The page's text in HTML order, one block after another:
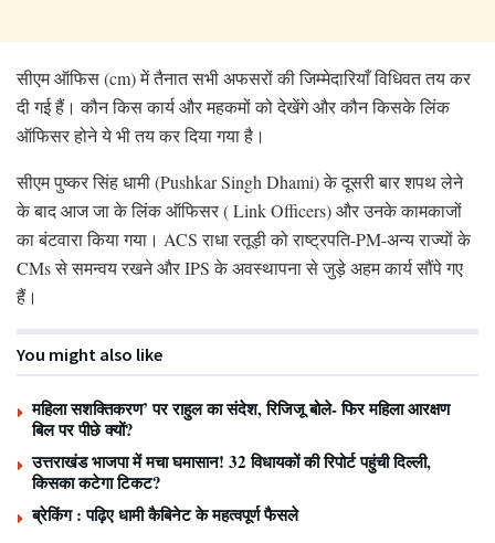
सीएम ऑफिस (cm) में तैनात सभी अफसरों की जिम्मेदारियाँ विधिवत तय कर
दी गई हैं। कौन किस कार्य और महकमों को देखेंगे और कौन किसके लिंक
ऑफिसर होने ये भी तय कर दिया गया है।
सीएम पुष्कर सिंह धामी (Pushkar Singh Dhami) के दूसरी बार शपथ लेने
के बाद आज जा के लिंक ऑफिसर ( Link Officers) और उनके कामकाजों
का बंटवारा किया गया। ACS राधा रतूड़ी को राष्ट्रपति-PM-अन्य राज्यों के
CMs से समन्वय रखने और IPS के अवस्थापना से जुड़े अहम कार्य सौंपे गए
हैं।
You might also like
महिला सशक्तिकरण’ पर राहुल का संदेश, रिजिजू बोले- फिर महिला आरक्षण
बिल पर पीछे क्यों?
उत्तराखंड भाजपा में मचा घमासान! 32 विधायकों की रिपोर्ट पहुंची दिल्ली,
किसका कटेगा टिकट?
ब्रेकिंग : पढ़िए धामी कैबिनेट के महत्वपूर्ण फैसले